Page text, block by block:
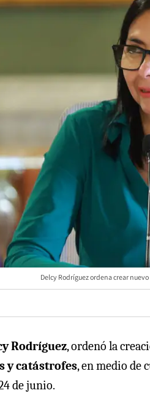
Delcy Rodríguez ordena crear
Rodríguez, ordenó la
y catástrofes, en medio de
de junio.